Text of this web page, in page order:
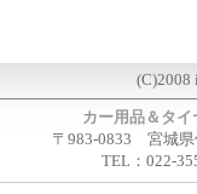
(C)2008
カー用品＆タ
〒983-0833 宮城県
TEL：022-